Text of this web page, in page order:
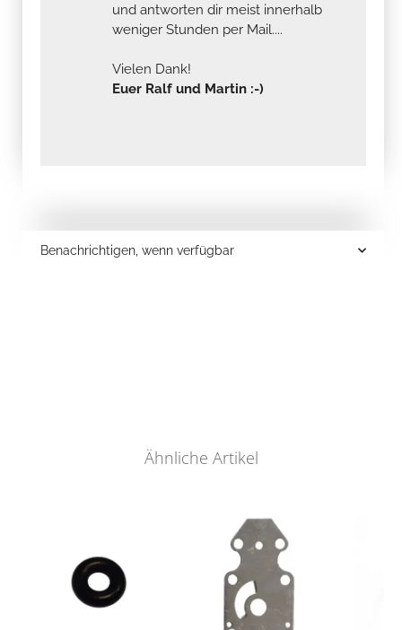
und antworten dir meist innerhalb
weniger Stunden per Mail....
Vielen Dank!
Euer Ralf und Martin :-)
Benachrichtigen, wenn verfügbar
Ähnliche Artikel